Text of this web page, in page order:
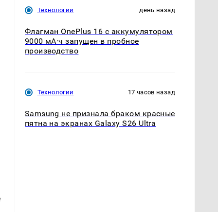
Технологии день назад
Флагман OnePlus 16 с аккумулятором
9000 мА·ч запущен в пробное
производство
Технологии 17 часов назад
Samsung не признала браком красные
пятна на экранах Galaxy S26 Ultra